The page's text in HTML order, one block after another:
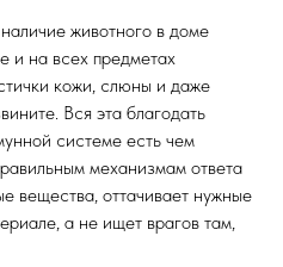
животного в доме
и на всех предметах
кожи, слюны и даже
Вся эта благодать
системе есть чем
механизмам ответа
вещества, оттачивает нужные
а не ищет врагов там,